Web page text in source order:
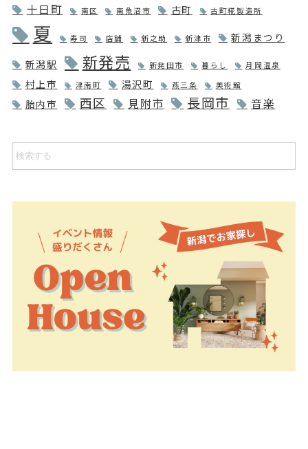
十日町 南区 南魚沼市 古町 古町糀製造所
夏 寿司 店舗 新之助 新津市
新潟まつり
新潟駅
新発売 新発田市 暮らし 月岡温泉
村上市 津南町 湯沢町 燕三条 美術館
胎内市 西区 見附市 長岡市 音楽